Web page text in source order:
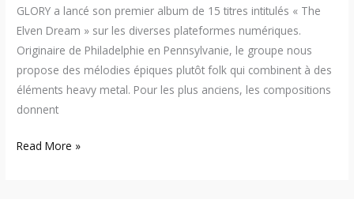
GLORY a lancé son premier album de 15 titres intitulés « The
Elven Dream » sur les diverses plateformes numériques.
Originaire de Philadelphie en Pennsylvanie, le groupe nous
propose des mélodies épiques plutôt folk qui combinent à des
éléments heavy metal. Pour les plus anciens, les compositions
donnent
Read More »